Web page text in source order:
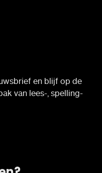
en blijf op de
van lees-, spelling-